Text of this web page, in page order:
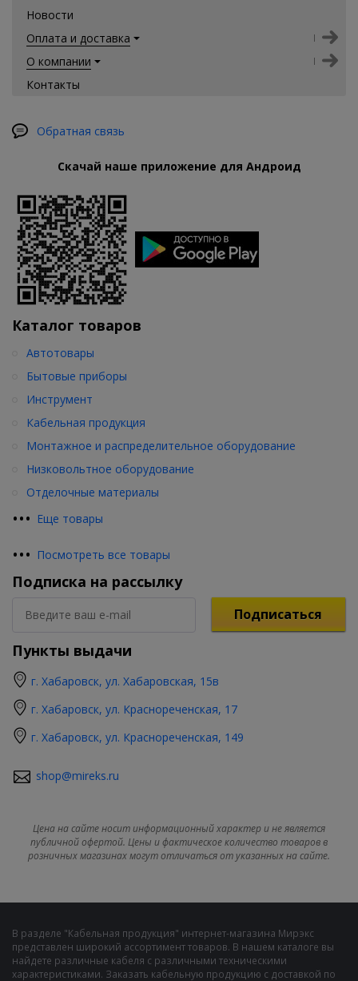
Новости
Оплата и доставка
О компании
Контакты
Обратная связь
Скачай наше приложение для Андроид
Каталог товаров
••• Еще товары
Автотовары
Бытовые приборы
Инструмент
Кабельная продукция
Монтажное и распределительное оборудование
Низковольтное оборудование
Отделочные материалы
••• Посмотреть все товары
Подписка на рассылку
Подписаться
Пункты выдачи
г. Хабаровск, ул. Хабаровская, 15в
г. Хабаровск, ул. Краснореченская, 17
г. Хабаровск, ул. Краснореченская, 149
shop@mireks.ru
Цена на сайте носит информационный характер и не является
публичной офертой. Цены и фактическое количество товаров в
розничных магазинах могут отличаться от указанных на сайте.
В разделе "Кабельная продукция" интернет-магазина Мирэкс
представлен широкий ассортимент товаров. В нашем каталоге вы
найдете различные кабеля с различными техническими
характеристиками. Заказать кабельную продукцию с доставкой по